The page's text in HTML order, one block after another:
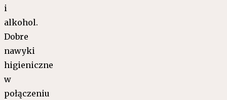
i
alkohol.
Dobre
nawyki
higieniczne
w
połączeniu